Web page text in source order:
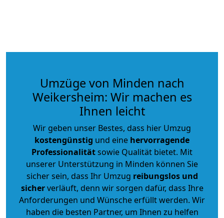
Umzüge von Minden nach
Weikersheim: Wir machen es
Ihnen leicht
Wir geben unser Bestes, dass hier Umzug
kostengünstig und eine hervorragende
Professionalitätsowie Qualität bietet. Mit
unserer Unterstützung in Minden können Sie
sicher sein, dass Ihr Umzug reibungslos und
sicherverläuft, denn wir sorgen dafür, dass Ihre
Anforderungen und Wünsche erfüllt werden. Wir
haben die besten Partner, um Ihnen zu helfen